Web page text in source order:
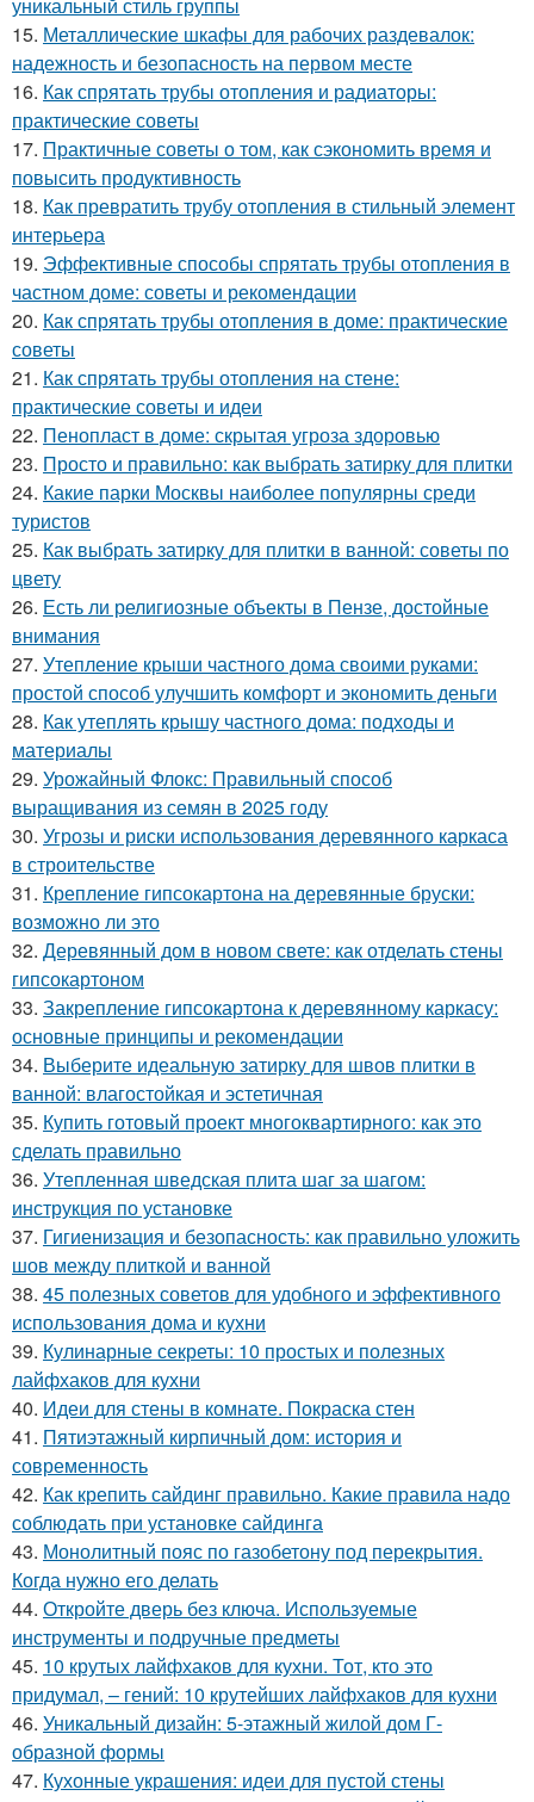
15. Металлические шкафы для рабочих раздевалок:
надежность и безопасность на первом месте
16. Как спрятать трубы отопления и радиаторы:
практические советы
17. Практичные советы о том, как сэкономить время и
повысить продуктивность
18. Как превратить трубу отопления в стильный элемент
интерьера
19. Эффективные способы спрятать трубы отопления в
частном доме: советы и рекомендации
20. Как спрятать трубы отопления в доме: практические
советы
21. Как спрятать трубы отопления на стене:
практические советы и идеи
22. Пенопласт в доме: скрытая угроза здоровью
23. Просто и правильно: как выбрать затирку для плитки
24. Какие парки Москвы наиболее популярны среди
туристов
25. Как выбрать затирку для плитки в ванной: советы по
цвету
26. Есть ли религиозные объекты в Пензе, достойные
внимания
27. Утепление крыши частного дома своими руками:
простой способ улучшить комфорт и экономить деньги
28. Как утеплять крышу частного дома: подходы и
материалы
29. Урожайный Флокс: Правильный способ
выращивания из семян в 2025 году
30. Угрозы и риски использования деревянного каркаса
в строительстве
31. Крепление гипсокартона на деревянные бруски:
возможно ли это
32. Деревянный дом в новом свете: как отделать стены
гипсокартоном
33. Закрепление гипсокартона к деревянному каркасу:
основные принципы и рекомендации
34. Выберите идеальную затирку для швов плитки в
ванной: влагостойкая и эстетичная
35. Купить готовый проект многоквартирного: как это
сделать правильно
36. Утепленная шведская плита шаг за шагом:
инструкция по установке
37. Гигиенизация и безопасность: как правильно уложить
шов между плиткой и ванной
38. 45 полезных советов для удобного и эффективного
использования дома и кухни
39. Кулинарные секреты: 10 простых и полезных
лайфхаков для кухни
40. Идеи для стены в комнате. Покраска стен
41. Пятиэтажный кирпичный дом: история и
современность
42. Как крепить сайдинг правильно. Какие правила надо
соблюдать при установке сайдинга
43. Монолитный пояс по газобетону под перекрытия.
Когда нужно его делать
44. Откройте дверь без ключа. Используемые
инструменты и подручные предметы
45. 10 крутых лайфхаков для кухни. Тот, кто это
придумал, – гений: 10 крутейших лайфхаков для кухни
46. Уникальный дизайн: 5-этажный жилой дом Г-
образной формы
47. Кухонные украшения: идеи для пустой стены